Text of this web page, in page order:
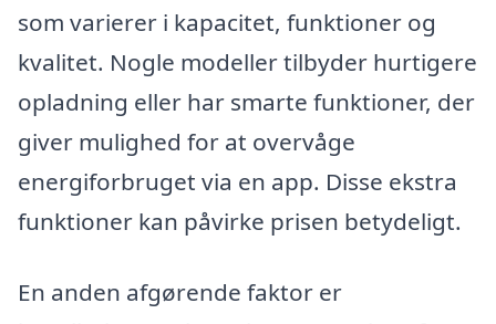
som varierer i kapacitet, funktioner og
kvalitet. Nogle modeller tilbyder hurtigere
opladning eller har smarte funktioner, der
giver mulighed for at overvåge
energiforbruget via en app. Disse ekstra
funktioner kan påvirke prisen betydeligt.
En anden afgørende faktor er